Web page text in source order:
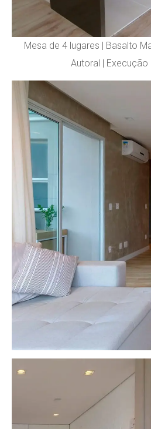
Mesa de 4 lugares | Basalto
Autoral | Execução